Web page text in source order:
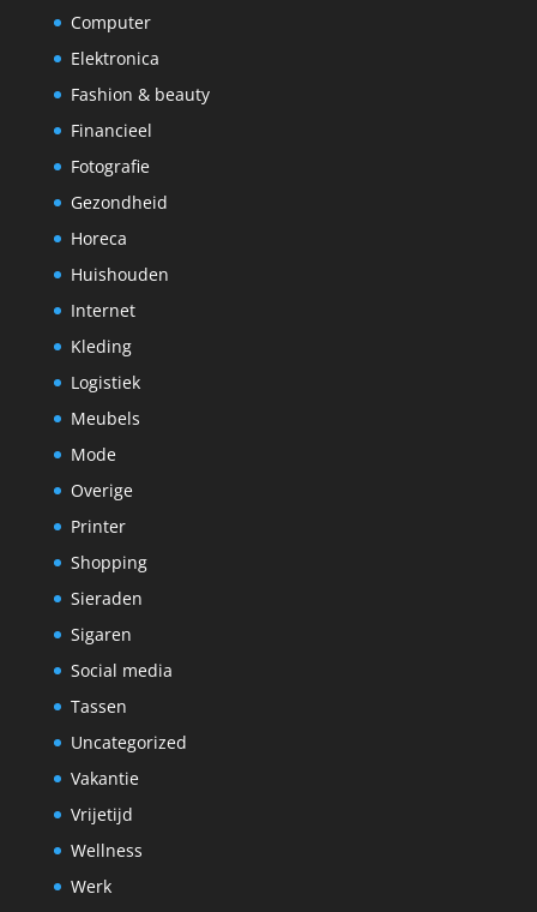
Computer
Elektronica
Fashion & beauty
Financieel
Fotografie
Gezondheid
Horeca
Huishouden
Internet
Kleding
Logistiek
Meubels
Mode
Overige
Printer
Shopping
Sieraden
Sigaren
Social media
Tassen
Uncategorized
Vakantie
Vrijetijd
Wellness
Werk